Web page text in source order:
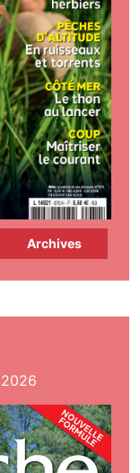
Archives